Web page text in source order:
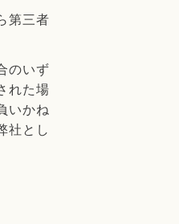
第三者
のいず
れた場
いかね
社とし